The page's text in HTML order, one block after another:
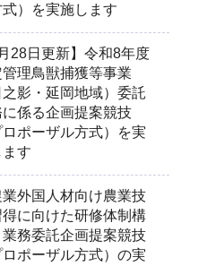
式）を実施します
月28日更新】令和8年度
理鳥獣捕獲等事業
之影・延岡地域）委託
係る企画提案競技
ロポーザル方式）を実
す
業外国人材向け農業技
に向けた研修体制構
務委託企画提案競技
ロポーザル方式）の実